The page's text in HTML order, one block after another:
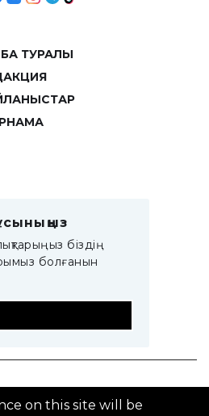
ТУРАЛЫ
біздің
болғанын
ZTB.KZ
on this site will be